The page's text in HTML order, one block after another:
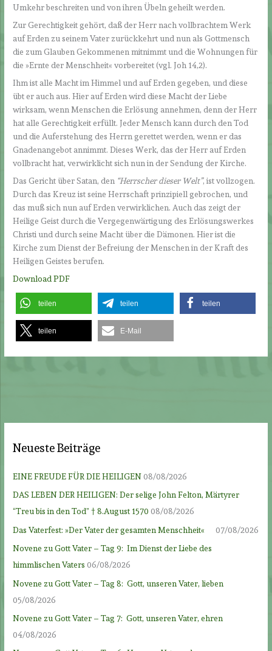
Umkehr beschreiten und von ihren Übeln geheilt werden.
Zur Gerechtigkeit gehört, daß der Herr nach vollbrachtem Werk
auf Erden zu seinem Vater zurückkehrt und nun als Gottmensch
die zum Glauben Gekommenen mitnimmt und die Wohnungen für
die »Ernte der Menschheit« vorbereitet (vgl. Joh 14,2).
Ihm ist alle Macht im Himmel und auf Erden gegeben, und diese
übt er auch aus. Hier auf Erden wird diese Macht der Liebe
wirksam, wenn Menschen die Erlösung annehmen, denn der Herr
hat alle Gerechtigkeit erfüllt. Jeder Mensch kann durch den Tod
und die Auferstehung des Herrn gerettet werden, wenn er das
Gnadenangebot annimmt. Dieses Werk, das der Herr auf Erden
vollbracht hat, verwirklicht sich nun in der Sendung der Kirche.
Das Gericht über Satan, den “Herrscher dieser Welt”, ist vollzogen.
Durch das Kreuz ist seine Herrschaft prinzipiell gebrochen, und
das muß sich nun auf Erden verwirklichen. Auch das zeigt der
Heilige Geist durch die Vergegenwärtigung des Erlösungswerkes
Christi und durch seine Macht über die Dämonen. Hier ist die
Kirche zum Dienst der Befreiung der Menschen in der Kraft des
Heiligen Geistes berufen.
Download PDF
teilen teilen teilen
teilen E-Mail
Neueste Beiträge
EINE FREUDE FÜR DIE HEILIGEN08/08/2026
DAS LEBEN DER HEILIGEN: Der selige John Felton, Märtyrer
“Treu bis in den Tod” † 8.August 1570 08/08/2026
Das Vaterfest: »Der Vater der gesamten Menschheit«
07/08/2026
Novene zu Gott Vater – Tag 9: Im Dienst der Liebe des
himmlischen Vaters 06/08/2026
Novene zu Gott Vater – Tag 8: Gott, unseren Vater, lieben
05/08/2026
Novene zu Gott Vater – Tag 7: Gott, unseren Vater, ehren
04/08/2026